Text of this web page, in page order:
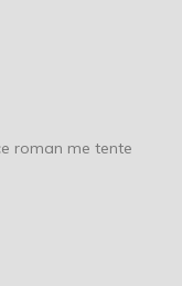
roman me tente